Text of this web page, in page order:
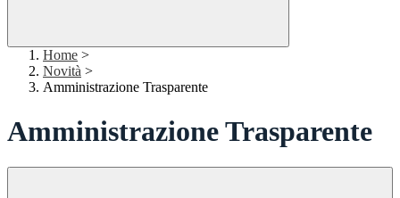
Home >
Novità >
Amministrazione Trasparente
Amministrazione Trasparente